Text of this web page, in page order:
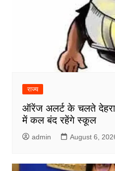
राज्य
ऑरेंज अलर्ट के चलते
में कल बंद रहेंगे स्कूल
admin August 6,